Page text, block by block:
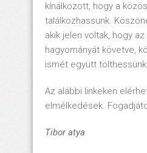
kínálkozott, hogy a
találkozhassunk.
akik jelen voltak, hogy
hagyományát követve,
ismét együtt tölthessünk.
Az alábbi linkeken
elmélkedések.
Tibor atya